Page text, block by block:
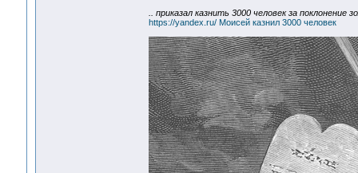
.. приказал казнить 3000 человек за поклонение
https://yandex.ru/ Моисей казнил 3000 человек